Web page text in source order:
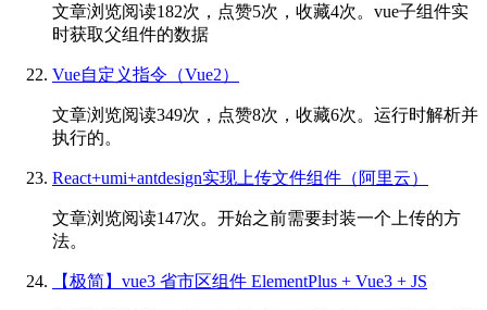
文章浏览阅读182次，点赞5次，收藏4次。vue子组件实
时获取父组件的数据
Vue自定义指令（Vue2）
文章浏览阅读349次，点赞8次，收藏6次。运行时解析并
执行的。
React+umi+antdesign实现上传文件组件（阿里云）
文章浏览阅读147次。开始之前需要封装一个上传的方
法。
【极简】vue3 省市区组件 ElementPlus + Vue3 + JS